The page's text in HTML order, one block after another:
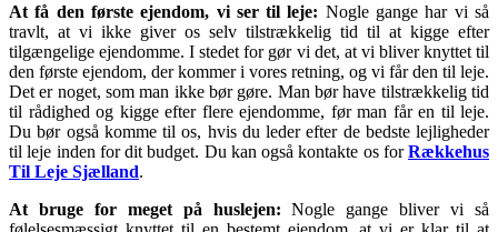
At få den første ejendom, vi ser til leje: Nogle gange har vi så
travlt, at vi ikke giver os selv tilstrækkelig tid til at kigge efter
tilgængelige ejendomme. I stedet for gør vi det, at vi bliver knyttet til
den første ejendom, der kommer i vores retning, og vi får den til leje.
Det er noget, som man ikke bør gøre. Man bør have tilstrækkelig tid
til rådighed og kigge efter flere ejendomme, før man får en til leje.
Du bør også komme til os, hvis du leder efter de bedste lejligheder
til leje inden for dit budget. Du kan også kontakte os forRækkehus
Til Leje Sjælland.
At bruge for meget på huslejen: Nogle gange bliver vi så